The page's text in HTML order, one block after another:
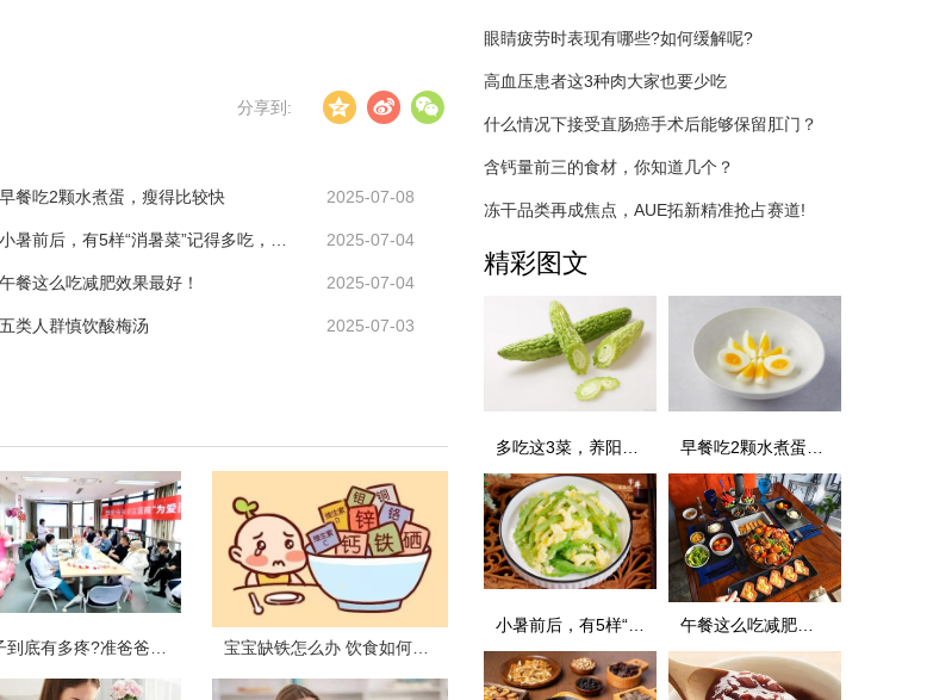
分享到:
早餐吃2颗水煮蛋，瘦得比较快 2025-07-08
小暑前后，有5样“消暑菜”记得多吃，精神旺疲惫少 2025-07-04
午餐这么吃减肥效果最好！ 2025-07-04
五类人群慎饮酸梅汤 2025-07-03
生孩子到底有多疼?准爸爸模拟体验“分娩” 宝宝缺铁怎么办 饮食如何改善缺铁情况
眼睛疲劳时表现有哪些?如何缓解呢?
高血压患者这3种肉大家也要少吃
什么情况下接受直肠癌手术后能够保留肛门？
含钙量前三的食材，你知道几个？
冻干品类再成焦点，AUE拓新精准抢占赛道!
精彩图文